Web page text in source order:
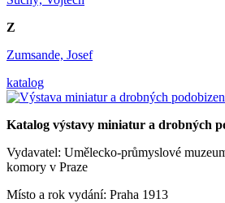
Z
Zumsande, Josef
katalog
Katalog výstavy miniatur a drobných
Vydavatel: Umělecko-průmyslové
komory v Praze
Místo a rok vydání: Praha 1913